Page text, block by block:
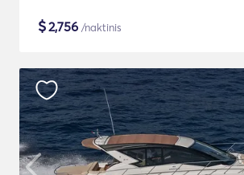
$2,756 /naktinis